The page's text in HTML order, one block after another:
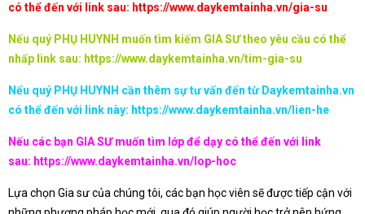
có thể đến với link sau: https://www.daykemtainha.vn/gia-su
Nếu quý PHỤ HUYNH muốn tìm kiếm GIA SƯ theo yêu cầu có thể
nhấp link sau: https://www.daykemtainha.vn/tim-gia-su
Nếu quý PHỤ HUYNH cần thêm sự tư vấn đến từ Daykemtainha.vn
có thể đến với link này: https://www.daykemtainha.vn/lien-he
Nếu các bạn GIA SƯ muốn tìm lớp để dạy có thể đến với link
sau: https://www.daykemtainha.vn/lop-hoc
Lựa chọn Gia sư của chúng tôi, các bạn học viên sẽ được tiếp cận với